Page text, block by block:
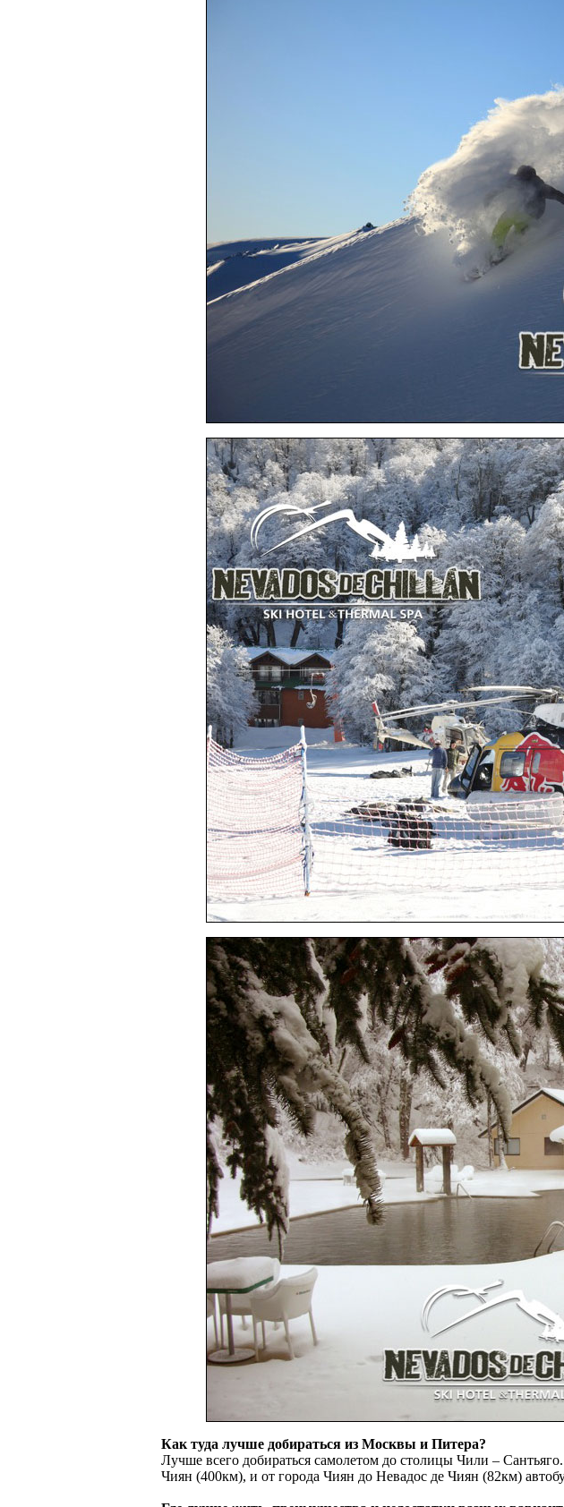
Как туда лучше добираться из Москвы и Питера?
Лучше всего добираться самолетом до столицы Чили –
Чиян (400км), и от города Чиян до Невадос де Чиян (82км)